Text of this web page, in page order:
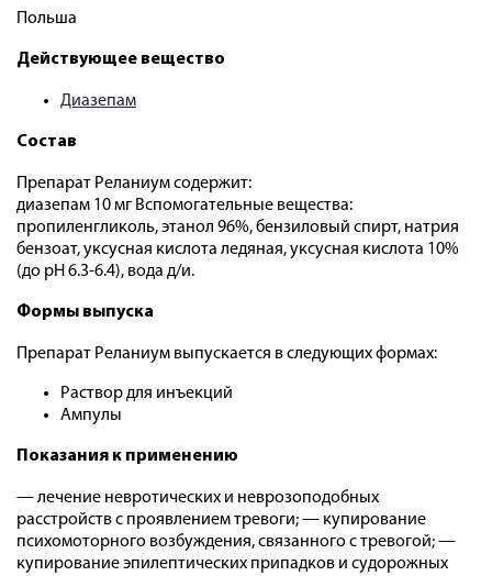
Польша
Действующее вещество
Диазепам
Состав
Препарат Реланиум содержит:
диазепам 10 мг Вспомогательные вещества:
пропиленгликоль, этанол 96%, бензиловый спирт, натрия
бензоат, уксусная кислота ледяная, уксусная кислота 10%
(до рН 6.3-6.4), вода д/и.
Формы выпуска
Препарат Реланиум выпускается в следующих формах:
Раствор для инъекций
Ампулы
Показания к применению
— лечение невротических и неврозоподобных
расстройств с проявлением тревоги; — купирование
психомоторного возбуждения, связанного с тревогой; —
купирование эпилептических припадков и судорожных